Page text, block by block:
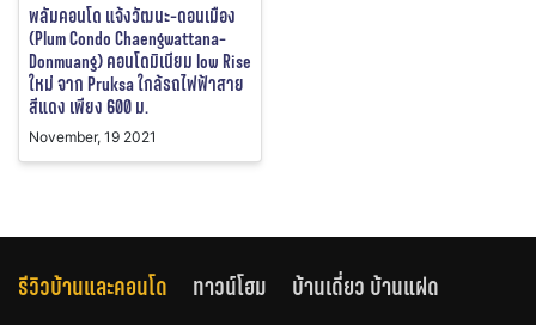
พลัมคอนโด แจ้งวัฒนะ-ดอนเมือง
(Plum Condo Chaengwattana-
Donmuang) คอนโดมิเนียม low Rise
ใหม่ จาก Pruksa ใกล้รถไฟฟ้าสาย
สีแดง เพียง 600 ม.
November, 19 2021
รีวิวบ้านและคอนโด ทาวน์โฮม
บ้านเดี่ยว บ้านแฝด